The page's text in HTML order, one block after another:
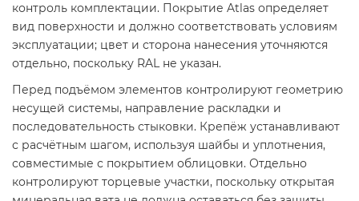
контроль комплектации. Покрытие Atlas определяет
вид поверхности и должно соответствовать условиям
эксплуатации; цвет и сторона нанесения уточняются
отдельно, поскольку RAL не указан.
Перед подъёмом элементов контролируют геометрию
несущей системы, направление раскладки и
последовательность стыковки. Крепёж устанавливают
с расчётным шагом, используя шайбы и уплотнения,
совместимые с покрытием облицовки. Отдельно
контролируют торцевые участки, поскольку открытая